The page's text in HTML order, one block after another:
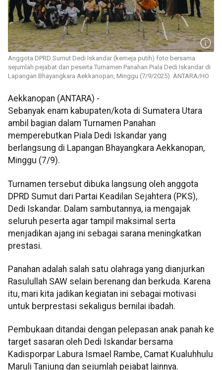
Anggota DPRD Sumut Dedi Iskandar (kemeja putih) foto bersama
sejumlah pejabat dan peserta Turnamen Panahan Piala Dedi Iskandar di
Lapangan Bhayangkara Aekkanopan, Minggu (7/9/2025). ANTARA/HO
Aekkanopan (ANTARA) -
Sebanyak enam kabupaten/kota di Sumatera Utara
ambil bagian dalam Turnamen Panahan
memperebutkan Piala Dedi Iskandar yang
berlangsung di Lapangan Bhayangkara Aekkanopan,
Minggu (7/9).
Turnamen tersebut dibuka langsung oleh anggota
DPRD Sumut dari Partai Keadilan Sejahtera (PKS),
Dedi Iskandar. Dalam sambutannya, ia mengajak
seluruh peserta agar tampil maksimal serta
menjadikan ajang ini sebagai sarana meningkatkan
prestasi.
Panahan adalah salah satu olahraga yang dianjurkan
Rasulullah SAW selain berenang dan berkuda. Karena
itu, mari kita jadikan kegiatan ini sebagai motivasi
untuk berprestasi sekaligus bernilai ibadah.
Pembukaan ditandai dengan pelepasan anak panah ke
target sasaran oleh Dedi Iskandar bersama
Kadisporpar Labura Ismael Rambe, Camat Kualuhhulu
Maruli Tanjung dan sejumlah pejabat lainnya.